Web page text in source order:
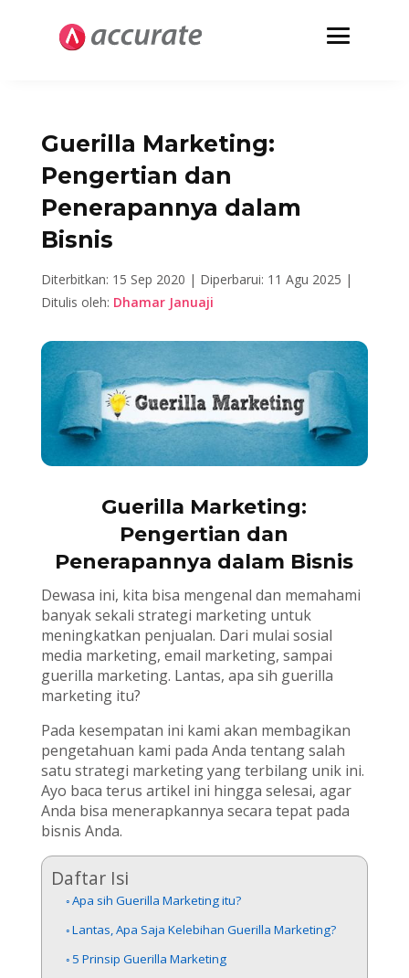
Guerilla Marketing:
Pengertian dan
Penerapannya dalam
Bisnis
Diterbitkan: 15 Sep 2020 | Diperbarui: 11 Agu 2025 |
Ditulis oleh: Dhamar Januaji
Guerilla Marketing:
Pengertian dan
Penerapannya dalam Bisnis
Dewasa ini, kita bisa mengenal dan memahami
banyak sekali strategi marketing untuk
meningkatkan penjualan. Dari mulai sosial
media marketing, email marketing, sampai
guerilla marketing. Lantas, apa sih guerilla
marketing itu?
Pada kesempatan ini kami akan membagikan
pengetahuan kami pada Anda tentang salah
satu strategi marketing yang terbilang unik ini.
Ayo baca terus artikel ini hingga selesai, agar
Anda bisa menerapkannya secara tepat pada
bisnis Anda.
Daftar Isi
Apa sih Guerilla Marketing itu?
Lantas, Apa Saja Kelebihan Guerilla Marketing?
5 Prinsip Guerilla Marketing